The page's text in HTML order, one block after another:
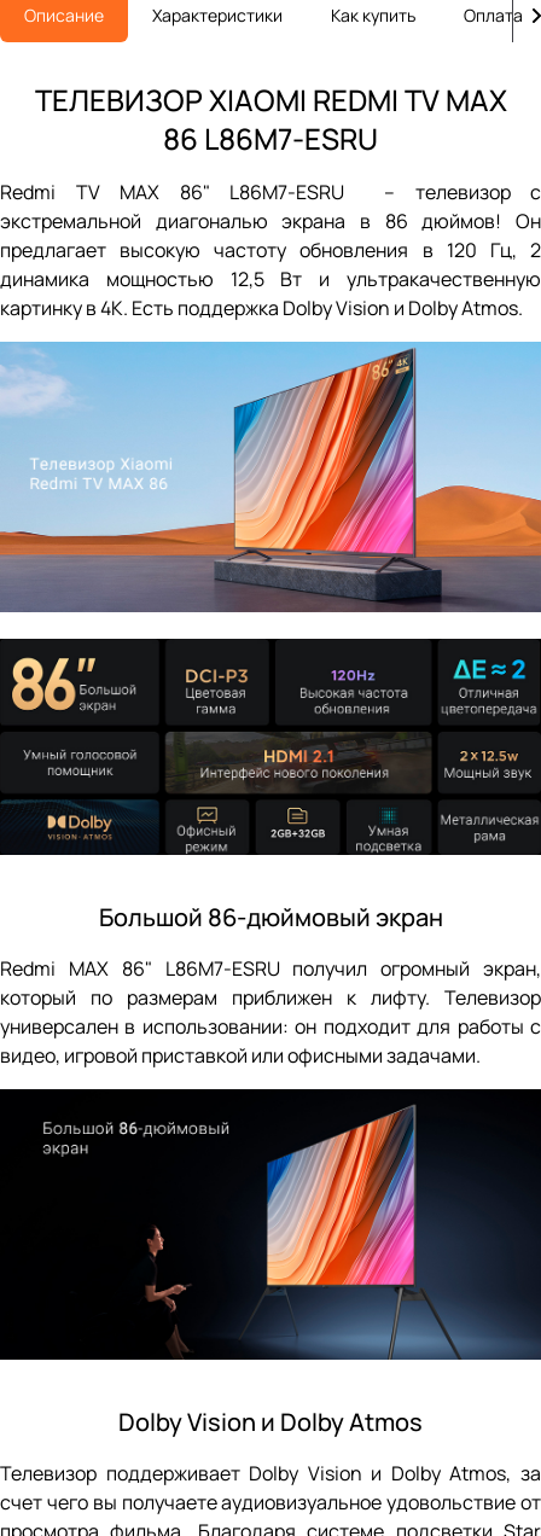
Описание Характеристики Как купить Оплата
ТЕЛЕВИЗОР XIAOMI REDMI TV MAX
86 L86M7-ESRU
Redmi TV MAX 86" L86M7-ESRU – телевизор с
экстремальной диагональю экрана в 86 дюймов! Он
предлагает высокую частоту обновления в 120 Гц, 2
динамика мощностью 12,5 Вт и ультракачественную
картинку в 4К. Есть поддержка Dolby Vision и Dolby Atmos.
Большой 86-дюймовый экран
Redmi MAX 86" L86M7-ESRU получил огромный экран,
который по размерам приближен к лифту. Телевизор
универсален в использовании: он подходит для работы с
видео, игровой приставкой или офисными задачами.
Dolby Vision и Dolby Atmos
Телевизор поддерживает Dolby Vision и Dolby Atmos, за
счет чего вы получаете аудиовизуальное удовольствие от